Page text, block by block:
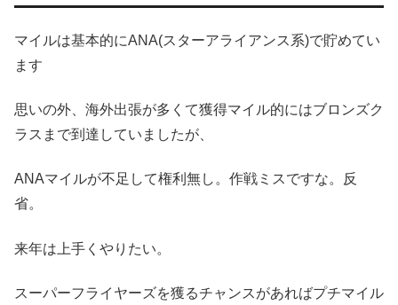
マイルは基本的にANA(スターアライアンス系)で貯めてい
ます
思いの外、海外出張が多くて獲得マイル的にはブロンズク
ラスまで到達していましたが、
ANAマイルが不足して権利無し。作戦ミスですな。反
省。
来年は上手くやりたい。
スーパーフライヤーズを獲るチャンスがあればプチマイル